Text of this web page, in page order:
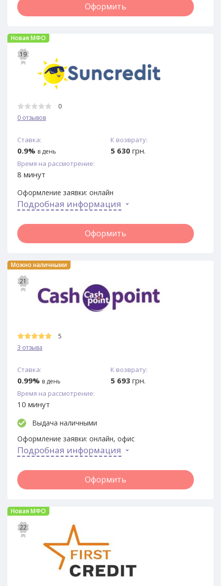
Оформить
Новая МФО
19
0
0 отзывов
Ставка:
0.9% в день
К возврату:
5 630 грн.
Время на рассмотрение:
8 минут
Оформление заявки: онлайн
Подробная информация
Оформить
Можно наличными
21
5
3 отзыва
Ставка:
0.99% в день
К возврату:
5 693 грн.
Время на рассмотрение:
10 минут
Выдача наличными
Оформление заявки: онлайн, офис
Подробная информация
Оформить
Новая МФО
22